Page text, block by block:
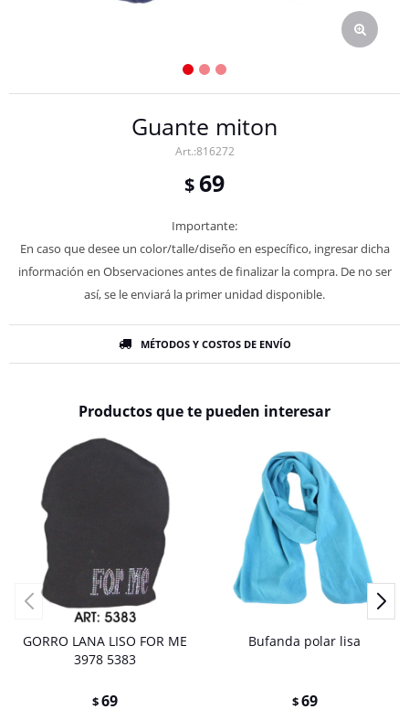
Guante miton
816272
$69
Importante:
En caso que desee un color/talle/diseño en específico, ingresar dicha
información en Observaciones antes de finalizar la compra. De no ser
así, se le enviará la primer unidad disponible.
MÉTODOS Y COSTOS DE ENVÍO
Productos que te pueden interesar
GORRO LANA LISO FOR ME
3978 5383
$69
Bufanda polar lisa
$69